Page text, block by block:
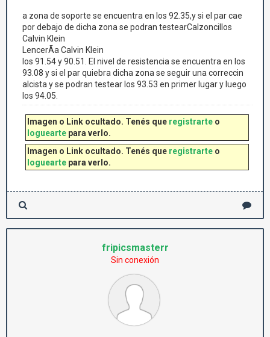
a zona de soporte se encuentra en los 92.35,y si el par cae
por debajo de dicha zona se podran testearCalzoncillos
Calvin Klein
LencerÃ­a Calvin Klein
los 91.54 y 90.51. El nivel de resistencia se encuentra en los
93.08 y si el par quiebra dicha zona se seguir una correccin
alcista y se podran testear los 93.53 en primer lugar y luego
los 94.05.
Imagen o Link ocultado. Tenés que registrarte o
loguearte para verlo.
Imagen o Link ocultado. Tenés que registrarte o
loguearte para verlo.
fripicsmasterr
Sin conexión